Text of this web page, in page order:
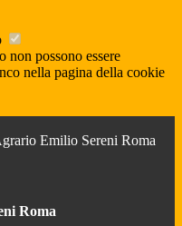
non possono essere
nella pagina della cookie
Emilio Sereni Roma
Roma